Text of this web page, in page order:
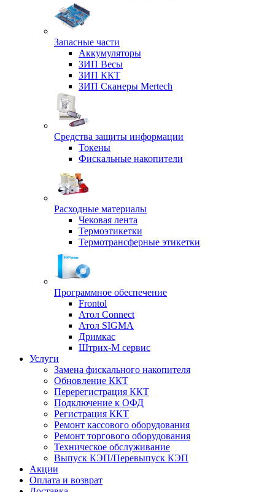
Запасные части
Аккумуляторы
ЗИП Весы
ЗИП ККТ
ЗИП Сканеры Mertech
Средства защиты информации
Токены
Фискальные накопители
Расходные материалы
Чековая лента
Термоэтикетки
Термотрансферные этикетки
Программное обеспечение
Frontol
Атол Connect
Атол SIGMA
Дримкас
Штрих-М сервис
Услуги
Замена фискального накопителя
Обновление ККТ
Перерегистрация ККТ
Подключение к ОФД
Регистрация ККТ
Ремонт кассового оборудования
Ремонт торгового оборудования
Техническое обслуживание
Выпуск КЭП/Перевыпуск КЭП
Акции
Оплата и возврат